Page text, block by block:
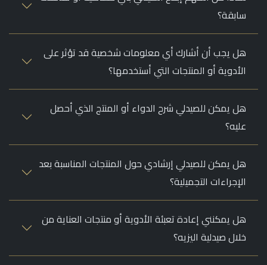
سابقة؟
هل يجب أن أشارك أي معلومات شخصية قد تؤثر على
الأدوية أو المنتجات التي أستخدمها؟
هل يمكن للصيدلي شرح الدواء أو المنتج الذي أحصل
عليه؟
هل يمكن للصيدلي إرشادي حول المنتجات المناسبة بعد
الإجراءات التجميلية؟
هل يمكنني إعادة تعبئة الأدوية أو منتجات العناية من
خلال صيدلية اليزيه؟